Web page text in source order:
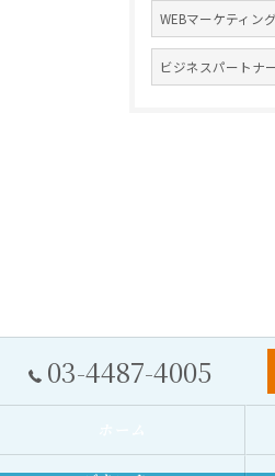
WEBマーケティン
ビジネスパートナ
03-4487-4005